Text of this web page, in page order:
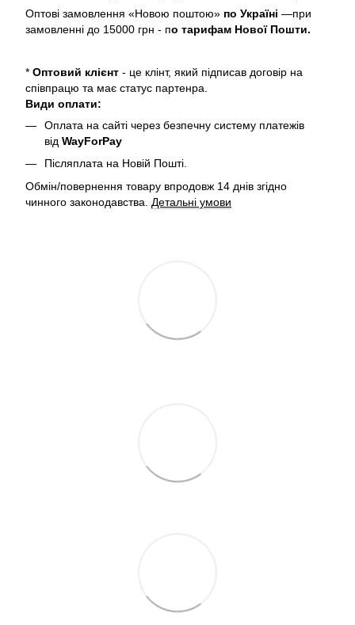
Оптові замовлення «Новою поштою» по Україні —при
замовленні до 15000 грн - по тарифам Нової Пошти.
* Оптовий клієнт - це клінт, який підписав договір на
співпрацю та має статус партенра.
Види оплати:
Оплата на сайті через безпечну систему платежів
від WayForPay
Післяплата на Новій Пошті.
Обмін/повернення товару впродовж 14 днів згідно
чинного законодавства. Детальні умови